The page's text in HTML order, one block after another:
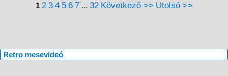
1 2 3 4 5 6 7... 32 Következő >> Utolsó >>
Retro mesevideó